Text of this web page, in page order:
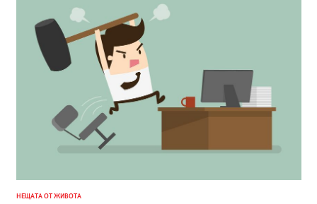
НЕЩАТА ОТ ЖИВОТА